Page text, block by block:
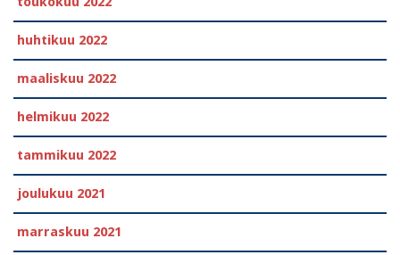
huhtikuu 2022
maaliskuu 2022
helmikuu 2022
tammikuu 2022
joulukuu 2021
marraskuu 2021